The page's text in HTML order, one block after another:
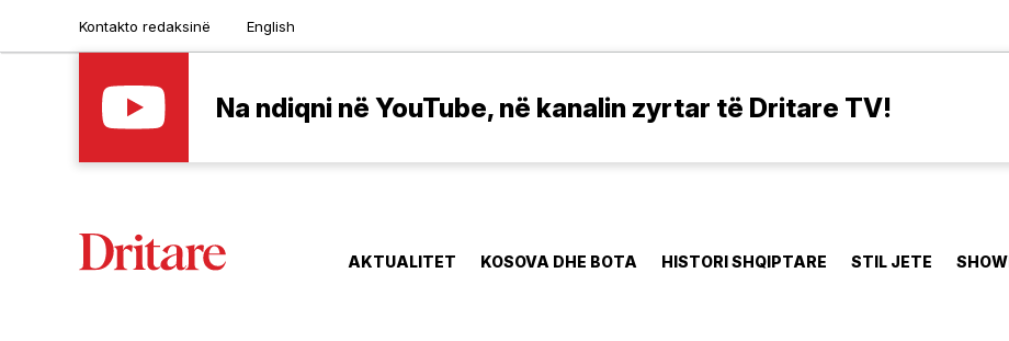
Kontakto redaksinë English
Na ndiqni në YouTube, në kanalin zyrtar të Dritare TV!
AKTUALITET KOSOVA DHE BOTA HISTORI SHQIPTARE STIL JETE